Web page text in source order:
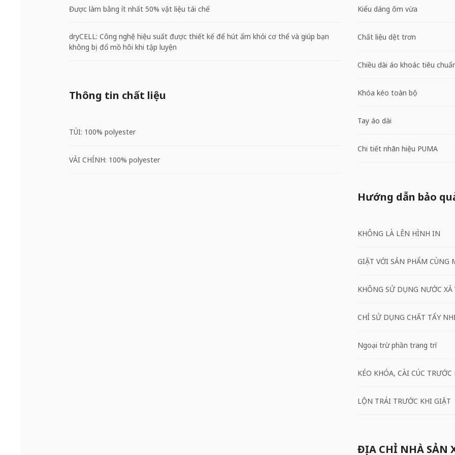
Được làm bằng ít nhất 50% vật liệu tái chế
dryCELL: Công nghệ hiệu suất được thiết kế để hút ẩm khỏi cơ thể và giúp bạn
không bị đổ mồ hôi khi tập luyện
Kiểu dáng ôm vừa
Chất liệu dệt trơn
Chiều dài áo khoác tiêu
Khóa kéo toàn bộ
Tay áo dài
Chi tiết nhãn hiệu PUMA
Thông tin chất liệu
TÚI: 100% polyester
VẢI CHÍNH: 100% polyester
Hướng dẫn bảo
KHÔNG LÀ LÊN HÌNH IN
GIẶT VỚI SẢN PHẨM CÙNG
KHÔNG SỬ DỤNG NƯỚC XẢ
CHỈ SỬ DỤNG CHẤT TẨY
Ngoại trừ phần trang trí
KÉO KHÓA, CÀI CÚC
LỘN TRÁI TRƯỚC KHI GIẶT
ĐỊA CHỈ NHÀ SẢN